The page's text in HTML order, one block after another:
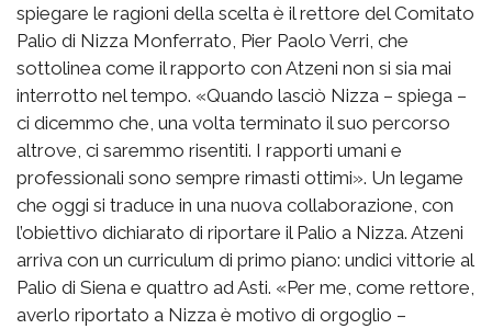
spiegare le ragioni della scelta è il rettore del Comitato
Palio di Nizza Monferrato, Pier Paolo Verri, che
sottolinea come il rapporto con Atzeni non si sia mai
interrotto nel tempo. «Quando lasciò Nizza – spiega –
ci dicemmo che, una volta terminato il suo percorso
altrove, ci saremmo risentiti. I rapporti umani e
professionali sono sempre rimasti ottimi». Un legame
che oggi si traduce in una nuova collaborazione, con
l’obiettivo dichiarato di riportare il Palio a Nizza. Atzeni
arriva con un curriculum di primo piano: undici vittorie al
Palio di Siena e quattro ad Asti. «Per me, come rettore,
averlo riportato a Nizza è motivo di orgoglio –